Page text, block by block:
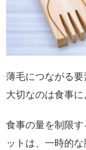
薄毛につながる
大切なのは食事に
食事の量を制限
ットは、一時的